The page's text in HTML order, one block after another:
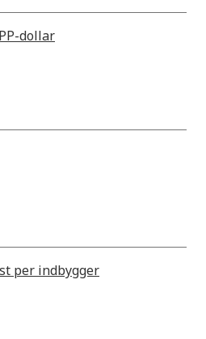
dollar
per indbygger